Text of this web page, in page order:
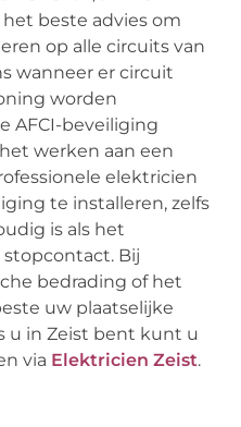
beste advies om
op alle circuits van
wanneer er circuit
worden
AFCI-beveiliging
werken aan een
elektricien
te installeren, zelfs
is als het
Bij
bedrading of het
uw plaatselijke
u in Zeist bent kunt u
via Elektricien Zeist.